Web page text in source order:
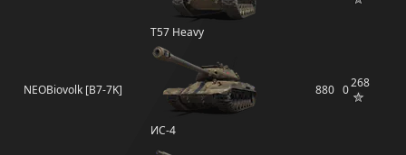
T57 Heavy
NEOBiovolk [B7-7K]
ИС-4
880 0268